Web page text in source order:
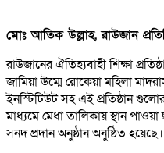
মোঃ আতিক উল্লাহ, রাউজান
রাউজানের ঐতিহ্যবাহী শিক্ষা
জামিয়া উম্মে রোকেয়া মহিলা
ইনস্টিটিউট সহ এই প্রতিষ্ঠান
মাধ্যমে মেধা তালিকায় স্থান
সনদ প্রদান অনুষ্ঠান অনুষ্ঠিত হয়েছে।